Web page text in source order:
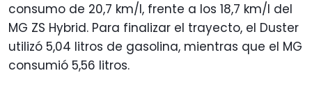
consumo de 20,7 km/l, frente a los 18,7 km/l del
MG ZS Hybrid. Para finalizar el trayecto, el Duster
utilizó 5,04 litros de gasolina, mientras que el MG
consumió 5,56 litros.